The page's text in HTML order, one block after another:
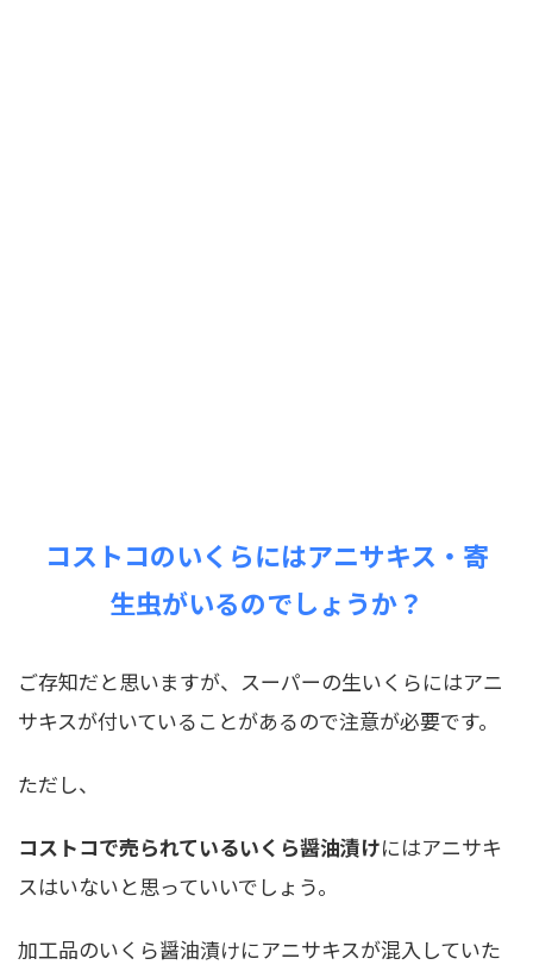
コストコのいくらにはアニサキス・寄
生虫がいるのでしょうか？
ご存知だと思いますが、スーパーの生いくらにはアニ
サキスが付いていることがあるので注意が必要です。
ただし、
コストコで売られているいくら醤油漬けにはアニサキ
スはいないと思っていいでしょう。
加工品のいくら醤油漬けにアニサキスが混入していた